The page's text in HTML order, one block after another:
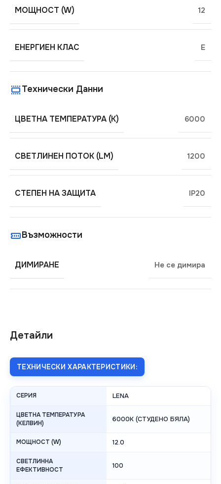
Детайли
ТЕХНИЧЕСКИ ХАРАКТЕРИСТИКИ:
СЕРИЯ LENA
ЦВЕТНА ТЕМПЕРАТУРА
(КЕЛВИН)
6000K (СТУДЕНО БЯЛА)
МОЩНОСТ (W) 12.0
СВЕТЛИННА
ЕФЕКТИВНОСТ
100
МОЩНОСТ (W) 12
ЕНЕРГИЕН КЛАС E
Технически Данни
ЦВЕТНА ТЕМПЕРАТУРА (K) 6000
СВЕТЛИНЕН ПОТОК (LM) 1200
СТЕПЕН НА ЗАЩИТА IP20
Възможности
ДИМИРАНЕ Не се димира